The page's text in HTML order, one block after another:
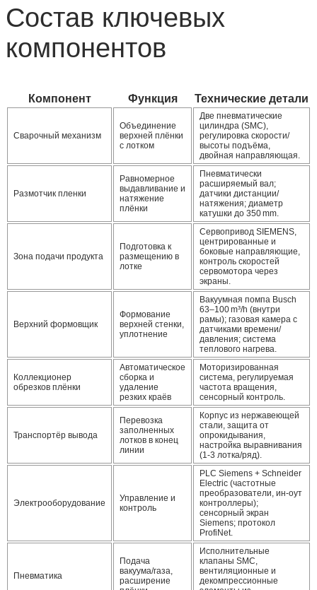
Состав ключевых
компонентов
Компонент Функция Технические детали
Сварочный механизм
Объединение
верхней плёнки
с лотком
Две пневматические
цилиндра (SMC),
регулировка скорости/
высоты подъёма,
двойная направляющая.
Размотчик пленки
Равномерное
выдавливание и
натяжение
плёнки
Пневматически
расширяемый вал;
датчики дистанции/
натяжения; диаметр
катушки до 350 mm.
Зона подачи продукта
Подготовка к
размещению в
лотке
Сервопривод SIEMENS,
центрированные и
боковые направляющие,
контроль скоростей
сервомотора через
экраны.
Верхний формовщик
Формование
верхней стенки,
уплотнение
Вакуумная помпа Busch
63–100 m³/h (внутри
рамы); газовая камера с
датчиками времени/
давления; система
теплового нагрева.
Коллекционер
обрезков плёнки
Автоматическое
сборка и
удаление
резких краёв
Моторизированная
система, регулируемая
частота вращения,
сенсорный контроль.
Транспортёр вывода
Перевозка
заполненных
лотков в конец
линии
Корпус из нержавеющей
стали, защита от
опрокидывания,
настройка выравнивания
(1‑3 лотка/ряд).
Электрооборудование
Управление и
контроль
PLC Siemens + Schneider
Electric (частотные
преобразователи, ин-оут
контроллеры);
сенсорный экран
Siemens; протокол
ProfiNet.
Пневматика
Подача
вакуума/газа,
расширение
Исполнительные
клапаны SMC,
вентиляционные и
декомпрессионные